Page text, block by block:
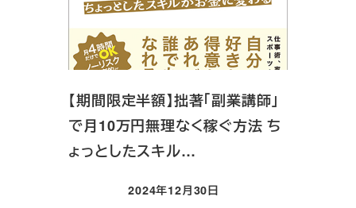
【期間限定半額】拙著「副業講師」
で月10万円無理なく稼ぐ方法 ち
ょっとしたスキル…
投稿日
2024年12月30日